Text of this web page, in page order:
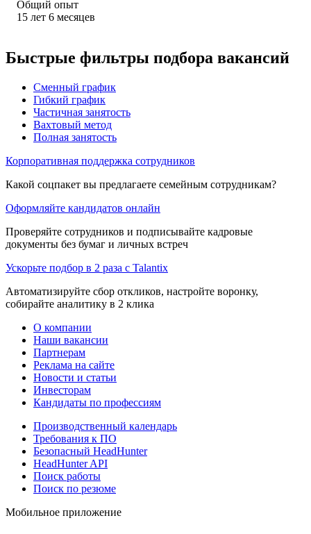
Общий опыт
15 лет 6 месяцев
Быстрые фильтры подбора вакансий
Сменный график
Гибкий график
Частичная занятость
Вахтовый метод
Полная занятость
Корпоративная поддержка сотрудников
Какой соцпакет вы предлагаете семейным сотрудникам?
Оформляйте кандидатов онлайн
Проверяйте сотрудников и подписывайте кадровые
документы без бумаг и личных встреч
Ускорьте подбор в 2 раза с Talantix
Автоматизируйте сбор откликов, настройте воронку,
собирайте аналитику в 2 клика
О компании
Наши вакансии
Партнерам
Реклама на сайте
Новости и статьи
Инвесторам
Кандидаты по профессиям
Производственный календарь
Требования к ПО
Безопасный HeadHunter
HeadHunter API
Поиск работы
Поиск по резюме
Мобильное приложение